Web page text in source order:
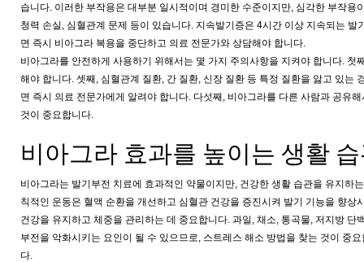
습니다. 이러한 부작용은 대부분 일시적이며 경미한 수준이지만, 심각한 부작
청력 손실, 심혈관계 문제 등이 있습니다. 지속발기증은 4시간 이상 지속되는
면 즉시 비아그라 복용을 중단하고 의료 전문가와 상담해야 합니다.
비아그라를 안전하게 사용하기 위해서는 몇 가지 주의사항을 지켜야 합니다.
해야 합니다. 셋째, 심혈관계 질환, 간 질환, 신장 질환 등 특정 질환을 앓고 있
면 즉시 의료 전문가에게 알려야 합니다. 다섯째, 비아그라를 다른 사람과 공유
것이 중요합니다.
비아그라 효과를 높이는 생활
비아그라는 발기부전 치료에 효과적인 약물이지만, 건강한 생활 습관을 유지
칙적인 운동은 혈액 순환을 개선하고 심혈관 건강을 증진시켜 발기 기능을 향
건강을 유지하고 체중을 관리하는 데 중요합니다. 과일, 채소, 통곡물, 저지방
부전을 악화시키는 요인이 될 수 있으므로, 스트레스 해소 방법을 찾는 것이 중
다.